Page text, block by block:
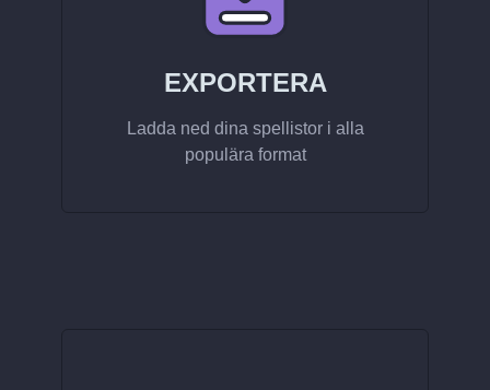
EXPORTERA
Ladda ned dina spellistor i alla
populära format